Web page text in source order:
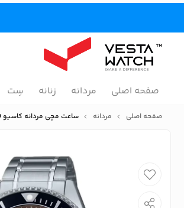
صفحه اصلی مردانه زنانه سِت
صفحه اصلی مردانه ساعت مچی مردانه کاسیو CASIO مدل MDV-107D-5AVDF